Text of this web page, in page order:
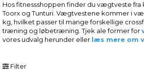
Hos fitnessshoppen finder du vægtveste
Toorx og Tunturi. Vægtvestene kommer i
kg, hvilket passer til mange forskellige
træning og løbetræning. Tjek ale former for
vores udvalg herunder eller læs mere om
Filter